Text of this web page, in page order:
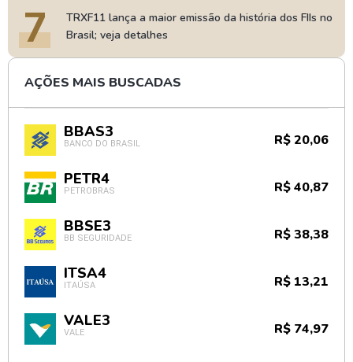
7
TRXF11 lança a maior emissão da história dos FIIs no
Brasil; veja detalhes
AÇÕES MAIS BUSCADAS
BBAS3
BANCO DO BRASIL R$ 20,06
PETR4
PETROBRAS R$ 40,87
BBSE3
BB SEGURIDADE R$ 38,38
ITSA4
ITAÚSA R$ 13,21
VALE3
VALE R$ 74,97